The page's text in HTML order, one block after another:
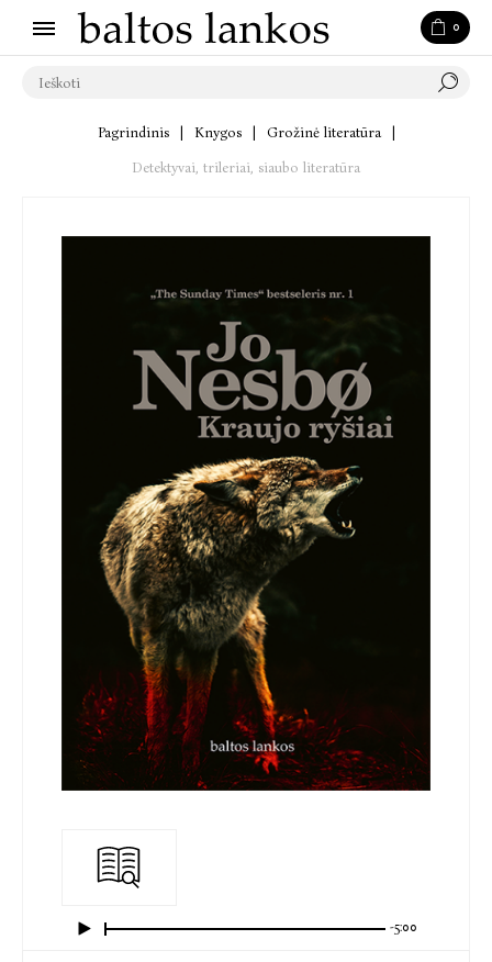
0
Pagrindinis Knygos Grožinė literatūra
Detektyvai, trileriai, siaubo literatūra
-5:00